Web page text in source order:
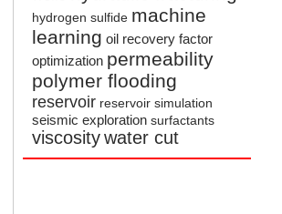
hydrogen sulfide machine
learning oil recovery factor
optimization permeability
polymer flooding
reservoir reservoir simulation
seismic exploration surfactants
viscositywater cut